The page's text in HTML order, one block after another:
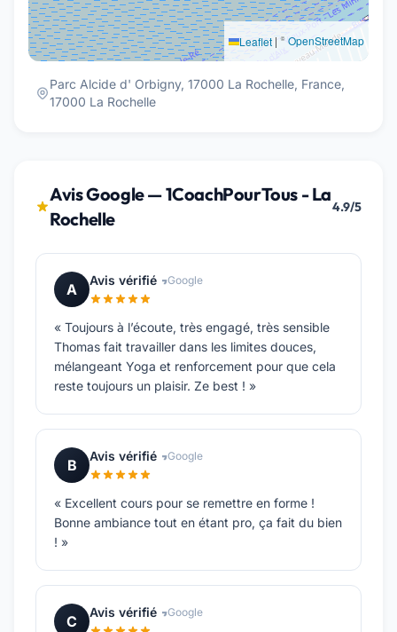
Leaflet | ©OpenStreetMap
Parc Alcide d' Orbigny, 17000 La Rochelle, France,
17000 La Rochelle
Avis Google — 1CoachPourTous - La
Rochelle
4.9/5
A
Avis vérifié Google
« Toujours à l’écoute, très engagé, très sensible
Thomas fait travailler dans les limites douces,
mélangeant Yoga et renforcement pour que cela
reste toujours un plaisir. Ze best ! »
B
Avis vérifié Google
« Excellent cours pour se remettre en forme !
Bonne ambiance tout en étant pro, ça fait du bien
! »
C
Avis vérifié Google